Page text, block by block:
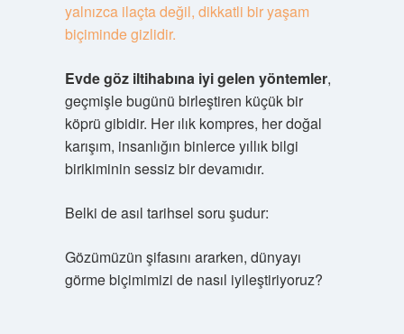
yalnızca ilaçta değil, dikkatli bir yaşam
biçiminde gizlidir.
Evde göz iltihabına iyi gelen yöntemler,
geçmişle bugünü birleştiren küçük bir
köprü gibidir. Her ılık kompres, her doğal
karışım, insanlığın binlerce yıllık bilgi
birikiminin sessiz bir devamıdır.
Belki de asıl tarihsel soru şudur:
Gözümüzün şifasını ararken, dünyayı
görme biçimimizi de nasıl iyileştiriyoruz?